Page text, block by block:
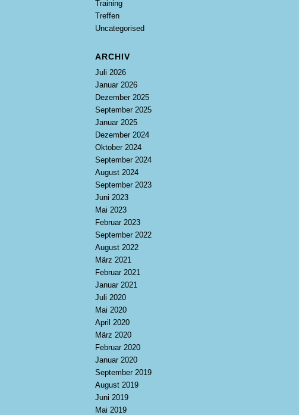
Training
Treffen
Uncategorised
ARCHIV
Juli 2026
Januar 2026
Dezember 2025
September 2025
Januar 2025
Dezember 2024
Oktober 2024
September 2024
August 2024
September 2023
Juni 2023
Mai 2023
Februar 2023
September 2022
August 2022
März 2021
Februar 2021
Januar 2021
Juli 2020
Mai 2020
April 2020
März 2020
Februar 2020
Januar 2020
September 2019
August 2019
Juni 2019
Mai 2019